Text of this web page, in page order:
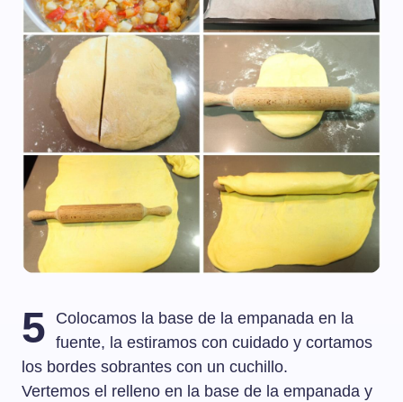
5
Colocamos la base de la empanada en la
fuente, la estiramos con cuidado y cortamos
los bordes sobrantes con un cuchillo.
Vertemos el relleno en la base de la empanada y